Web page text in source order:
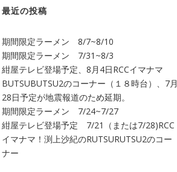
最近の投稿
期間限定ラーメン 8/7~8/10
期間限定ラーメン 7/31~8/3
紺屋テレビ登場予定、8月4日RCCイマナマ
BUTSUBUTSU2のコーナー（１８時台）、7月
28日予定が地震報道のため延期。
期間限定ラーメン 7/24~7/27
紺屋テレビ登場予定 7/21（または7/28)RCC
イマナマ！渕上沙紀のRUTSURUTSU2のコー
ナー